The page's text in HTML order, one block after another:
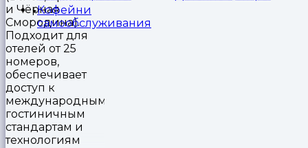
Кофейни
самообслуживания
и Чёрная
Смородина).
Подходит для
отелей от 25
номеров,
обеспечивает
доступ к
международным
гостиничным
стандартам и
технологиям